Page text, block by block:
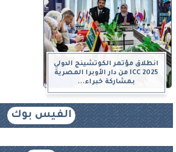
انطلاق مؤتمر الكوتشينج الدولي
ICC 2025 من دار الأوبرا المصرية
بمشاركة خبراء...
الفيس بوك